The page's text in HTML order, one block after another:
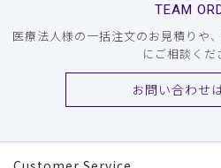
TEAM
医療法人様の一括注文のお見積りや
にご相談くだ
お問い合わせ